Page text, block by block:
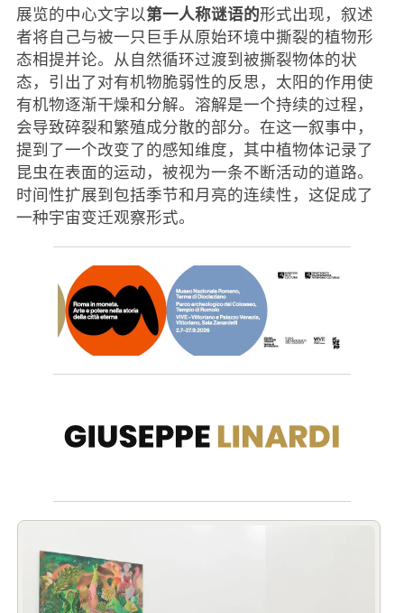
展览的中心文字以第一人称谜语的形式出现，叙述
者将自己与被一只巨手从原始环境中撕裂的植物形
态相提并论。从自然循环过渡到被撕裂物体的状
态，引出了对有机物脆弱性的反思，太阳的作用使
有机物逐渐干燥和分解。溶解是一个持续的过程，
会导致碎裂和繁殖成分散的部分。在这一叙事中，
提到了一个改变了的感知维度，其中植物体记录了
昆虫在表面的运动，被视为一条不断活动的道路。
时间性扩展到包括季节和月亮的连续性，这促成了
一种宇宙变迁观察形式。